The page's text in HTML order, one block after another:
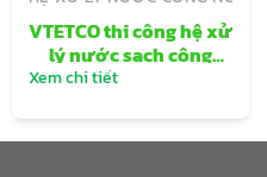
VTETCO thi công hệ xử
lý nước sạch công
suất 20m3/h
Xem chi tiết